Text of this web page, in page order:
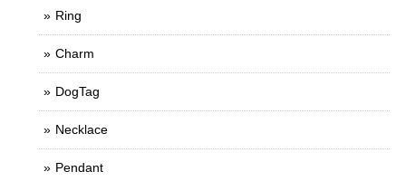
Ring
Charm
DogTag
Necklace
Pendant